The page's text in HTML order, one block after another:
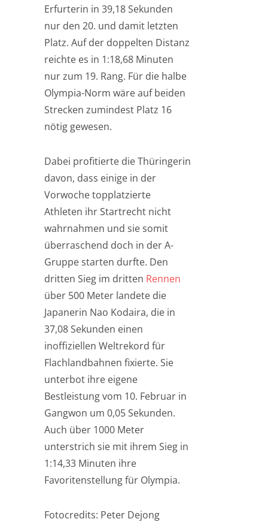
Erfurterin in 39,18 Sekunden
nur den 20. und damit letzten
Platz. Auf der doppelten Distanz
reichte es in 1:18,68 Minuten
nur zum 19. Rang. Für die halbe
Olympia-Norm wäre auf beiden
Strecken zumindest Platz 16
nötig gewesen.
Dabei profitierte die Thüringerin
davon, dass einige in der
Vorwoche topplatzierte
Athleten ihr Startrecht nicht
wahrnahmen und sie somit
überraschend doch in der A-
Gruppe starten durfte. Den
dritten Sieg im dritten Rennen
über 500 Meter landete die
Japanerin Nao Kodaira, die in
37,08 Sekunden einen
inoffiziellen Weltrekord für
Flachlandbahnen fixierte. Sie
unterbot ihre eigene
Bestleistung vom 10. Februar in
Gangwon um 0,05 Sekunden.
Auch über 1000 Meter
unterstrich sie mit ihrem Sieg in
1:14,33 Minuten ihre
Favoritenstellung für Olympia.
Fotocredits: Peter Dejong